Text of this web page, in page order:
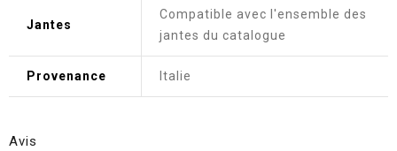
Jantes
Compatible avec l'ensemble des
jantes du catalogue
Provenance Italie
Avis